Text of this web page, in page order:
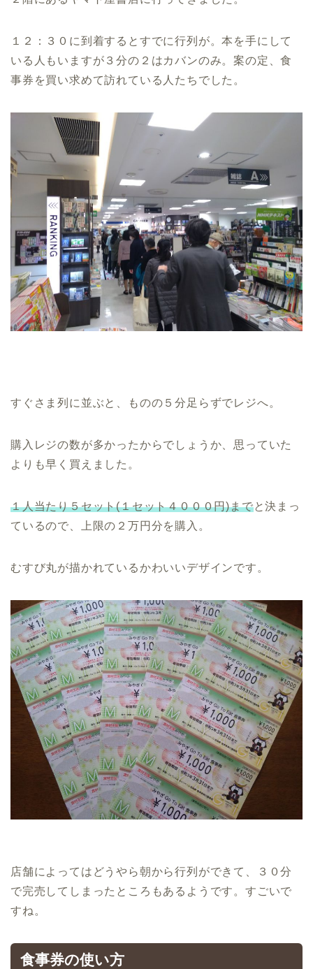
１２：３０に到着するとすでに行列が。本を手にして
いる人もいますが３分の２はカバンのみ。案の定、食
事券を買い求めて訪れている人たちでした。
すぐさま列に並ぶと、ものの５分足らずでレジへ。
購入レジの数が多かったからでしょうか、思っていた
よりも早く買えました。
１人当たり５セット(１セット４０００円)までと決まっ
ているので、上限の２万円分を購入。
むすび丸が描かれているかわいいデザインです。
店舗によってはどうやら朝から行列ができて、３０分
で完売してしまったところもあるようです。すごいで
すね。
食事券の使い方